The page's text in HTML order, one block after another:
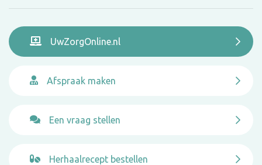
UwZorgOnline.nl
Afspraak maken
Een vraag stellen
Herhaalrecept bestellen